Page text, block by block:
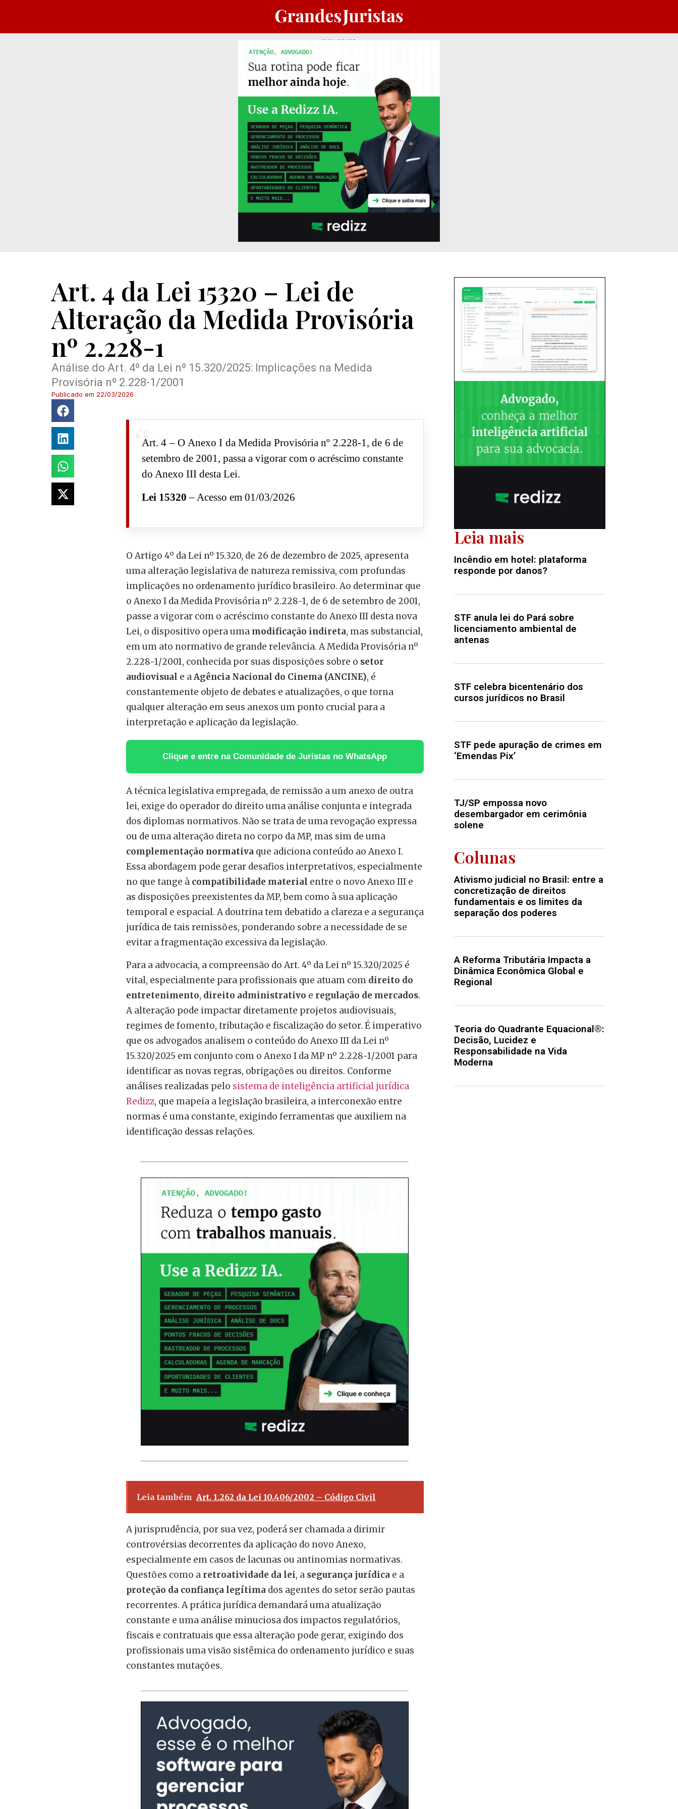
PUBLICIDADE
Art. 4 da Lei 15320 – Lei de
Alteração da Medida Provisória
nº 2.228-1
Análise do Art. 4º da Lei nº 15.320/2025: Implicações na Medida
Provisória nº 2.228-1/2001
Publicado em 22/03/2026
Art. 4 – O Anexo I da Medida Provisória nº 2.228-1, de 6 de
setembro de 2001, passa a vigorar com o acréscimo constante
do Anexo III desta Lei.
Lei 15320 – Acesso em 01/03/2026
O Artigo 4º da Lei nº 15.320, de 26 de dezembro de 2025, apresenta
uma alteração legislativa de natureza remissiva, com profundas
implicações no ordenamento jurídico brasileiro. Ao determinar que
o Anexo I da Medida Provisória nº 2.228-1, de 6 de setembro de 2001,
passe a vigorar com o acréscimo constante do Anexo III desta nova
Lei, o dispositivo opera uma modificação indireta, mas substancial,
em um ato normativo de grande relevância. A Medida Provisória nº
2.228-1/2001, conhecida por suas disposições sobre o setor
audiovisual e aAgência Nacional do Cinema (ANCINE), é
constantemente objeto de debates e atualizações, o que torna
qualquer alteração em seus anexos um ponto crucial para a
interpretação e aplicação da legislação.
Clique e entre na Comunidade de Juristas no WhatsApp
A técnica legislativa empregada, de remissão a um anexo de outra
lei, exige do operador do direito uma análise conjunta e integrada
dos diplomas normativos. Não se trata de uma revogação expressa
ou de uma alteração direta no corpo da MP, mas sim de uma
complementação normativa que adiciona conteúdo ao Anexo I.
Essa abordagem pode gerar desafios interpretativos, especialmente
no que tange à compatibilidade material entre o novo Anexo III e
as disposições preexistentes da MP, bem como à sua aplicação
temporal e espacial. A doutrina tem debatido a clareza e a segurança
jurídica de tais remissões, ponderando sobre a necessidade de se
evitar a fragmentação excessiva da legislação.
Para a advocacia, a compreensão do Art. 4º da Lei nº 15.320/2025 é
vital, especialmente para profissionais que atuam com direito do
entretenimento, direito administrativo e regulação de mercados.
A alteração pode impactar diretamente projetos audiovisuais,
regimes de fomento, tributação e fiscalização do setor. É imperativo
que os advogados analisem o conteúdo do Anexo III da Lei nº
15.320/2025 em conjunto com o Anexo I da MP nº 2.228-1/2001 para
identificar as novas regras, obrigações ou direitos. Conforme
análises realizadas pelo sistema de inteligência artificial jurídica
Redizz, que mapeia a legislação brasileira, a interconexão entre
normas é uma constante, exigindo ferramentas que auxiliem na
identificação dessas relações.
Leia também Art. 1.262 da Lei 10.406/2002 – Código Civil
A jurisprudência, por sua vez, poderá ser chamada a dirimir
controvérsias decorrentes da aplicação do novo Anexo,
especialmente em casos de lacunas ou antinomias normativas.
Questões como a retroatividade da lei, a segurança jurídica e a
proteção da confiança legítima dos agentes do setor serão pautas
recorrentes. A prática jurídica demandará uma atualização
constante e uma análise minuciosa dos impactos regulatórios,
fiscais e contratuais que essa alteração pode gerar, exigindo dos
profissionais uma visão sistêmica do ordenamento jurídico e suas
constantes mutações.
Leia mais
Incêndio em hotel: plataforma
responde por danos?
STF anula lei do Pará sobre
licenciamento ambiental de
antenas
STF celebra bicentenário dos
cursos jurídicos no Brasil
STF pede apuração de crimes em
‘Emendas Pix’
TJ/SP empossa novo
desembargador em cerimônia
solene
Colunas
Ativismo judicial no Brasil: entre a
concretização de direitos
fundamentais e os limites da
separação dos poderes
A Reforma Tributária Impacta a
Dinâmica Econômica Global e
Regional
Teoria do Quadrante Equacional®:
Decisão, Lucidez e
Responsabilidade na Vida
Moderna